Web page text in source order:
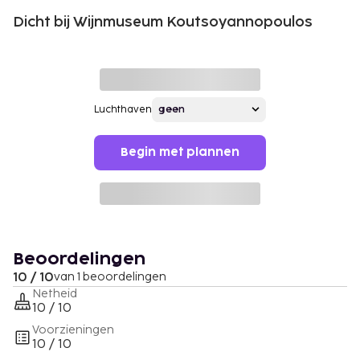
Dicht bij Wijnmuseum Koutsoyannopoulos
Luchthaven
Begin met plannen
Beoordelingen
10 / 10van 1 beoordelingen
Netheid
10 / 10
Voorzieningen
10 / 10